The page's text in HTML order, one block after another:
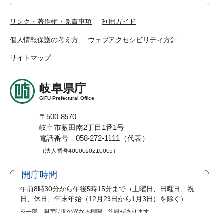
リンク・著作権・免責事項 利用ガイド
個人情報保護の考え方 ウェブアクセシビリティ方針
サイトマップ
岐阜県庁
GIFU Prefectural Office
〒500-8570
岐阜市薮田南2丁目1番1号
電話番号 058-272-1111（代表）
（法人番号4000020210005）
開庁時間
午前8時30分から午後5時15分まで （土曜日、日曜日、祝
日、休日、年末年始（12月29日から1月3日）を除く）
※一部、開庁時間の異なる機関、施設があります。